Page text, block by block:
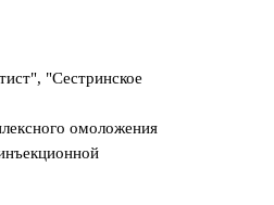
"Сестринское
омоложения